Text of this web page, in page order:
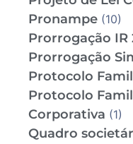
Pronampe (10)
Prorrogação IR
Prorrogação
Protocolo
Protocolo
Corporativa (1)
Quadro